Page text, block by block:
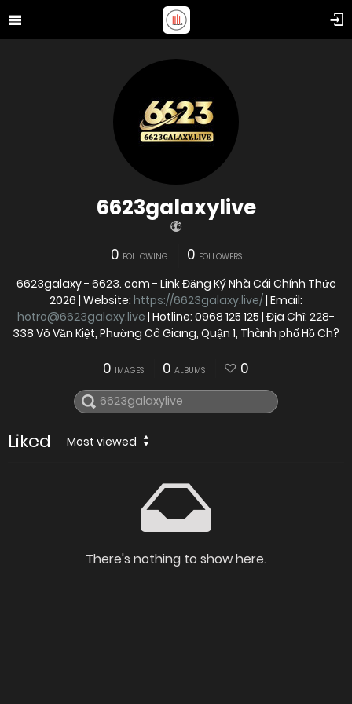
6623galaxylive
0 FOLLOWING 0 FOLLOWERS
6623galaxy - 6623. com - Link Đăng Ký Nhà Cái Chính Thức
2026 | Website: https://6623galaxy.live/| Email:
hotro@6623galaxy.live | Hotline: 0968 125 125 | Địa Chỉ: 228-
338 Võ Văn Kiệt, Phường Cô Giang, Quận 1, Thành phố Hồ Ch?
0 IMAGES 0 ALBUMS 0
Liked Most viewed
There's nothing to show here.